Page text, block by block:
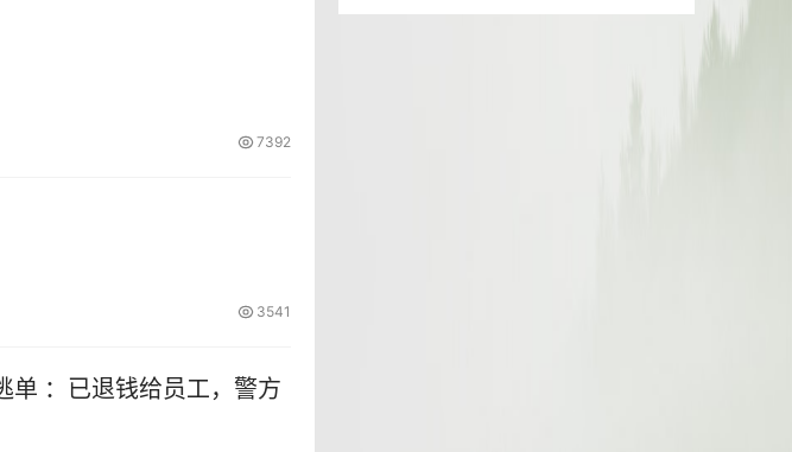
7392
3541
单 ：已退钱给员工，警方